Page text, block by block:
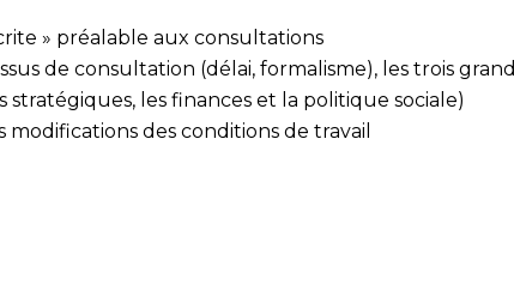
» préalable aux consultations
de consultation (délai, formalisme), les trois
les finances et la politique sociale)
des conditions de travail